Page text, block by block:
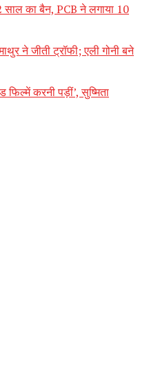
साल का बैन, PCB ने लगाया 10
ने जीती ट्रॉफी; एली गोनी बने
करनी पड़ीं’, सुष्मिता